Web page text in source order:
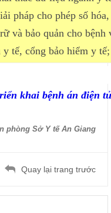
pháp cho phép số
và bảo quản cho
tế, cổng bảo hiểm y
khai bệnh án điện
phòng Sở Y tế An Giang
Quay lại trang trước